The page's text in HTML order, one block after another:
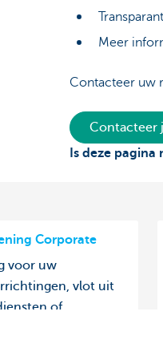
Meer
Contacteer uw
Contacteer
Is deze
Corporate
voor uw
vlot uit
of